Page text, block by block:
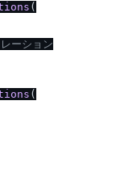
(
ーション
(